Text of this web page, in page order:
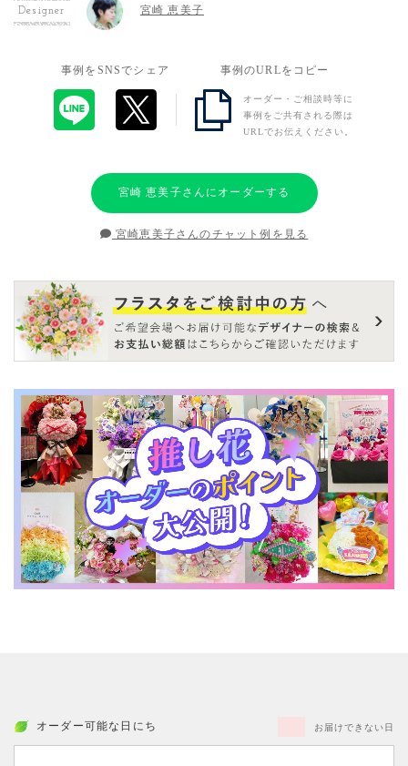
Designer 宮崎 恵美子
事例をSNSでシェア 事例のURLをコピー
オーダー・ご相談時等に
事例をご共有される際は
URLでお伝えください。
宮崎 恵美子さんにオーダーする
宮崎恵美子さんのチャット例を見る
オーダー可能な日にち お届けできない日